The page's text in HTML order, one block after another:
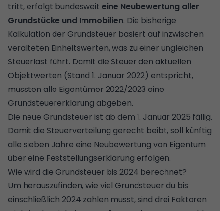
tritt, erfolgt bundesweit eine Neubewertung aller
Grundstücke und Immobilien. Die bisherige
Kalkulation der Grundsteuer basiert auf inzwischen
veralteten Einheitswerten, was zu einer ungleichen
Steuerlast führt. Damit die Steuer den aktuellen
Objektwerten (Stand 1. Januar 2022) entspricht,
mussten alle Eigentümer 2022/2023 eine
Grundsteuererklärung abgeben.
Die neue Grundsteuer ist ab dem 1. Januar 2025 fällig.
Damit die Steuerverteilung gerecht beibt, soll künftig
alle sieben Jahre eine Neubewertung von Eigentum
über eine Feststellungserklärung erfolgen.
Wie wird die Grundsteuer bis 2024 berechnet?
Um herauszufinden, wie viel Grundsteuer du bis
einschließlich 2024 zahlen musst, sind drei Faktoren